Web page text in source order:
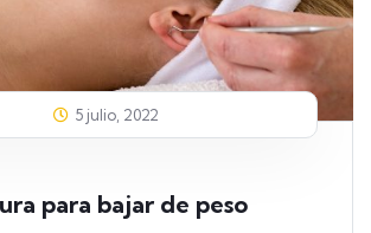
5 julio, 2022
para bajar de peso